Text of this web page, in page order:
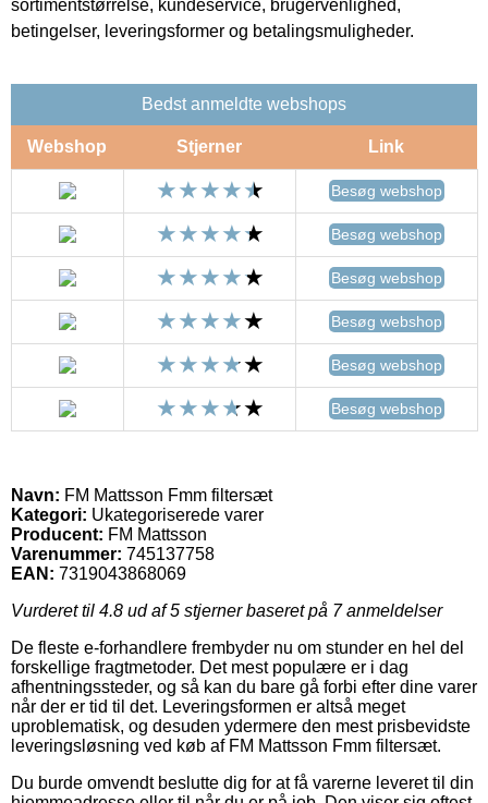
sortimentstørrelse, kundeservice, brugervenlighed,
betingelser, leveringsformer og betalingsmuligheder.
Bedst anmeldte webshops
Webshop Stjerner Link
Besøg webshop
Besøg webshop
Besøg webshop
Besøg webshop
Besøg webshop
Besøg webshop
Navn: FM Mattsson Fmm filtersæt
Kategori: Ukategoriserede varer
Producent: FM Mattsson
Varenummer: 745137758
EAN: 7319043868069
Vurderet til 4.8 ud af 5 stjerner baseret på 7anmeldelser
De fleste e-forhandlere frembyder nu om stunder en hel del
forskellige fragtmetoder. Det mest populære er i dag
afhentningssteder, og så kan du bare gå forbi efter dine varer
når der er tid til det. Leveringsformen er altså meget
uproblematisk, og desuden ydermere den mest prisbevidste
leveringsløsning ved køb af FM Mattsson Fmm filtersæt.
Du burde omvendt beslutte dig for at få varerne leveret til din